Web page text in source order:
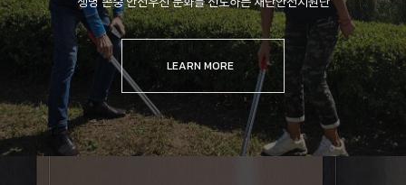
LEARN MORE